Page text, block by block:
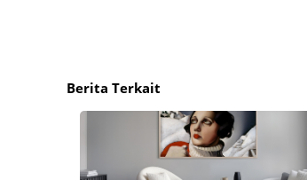
Berita Terkait